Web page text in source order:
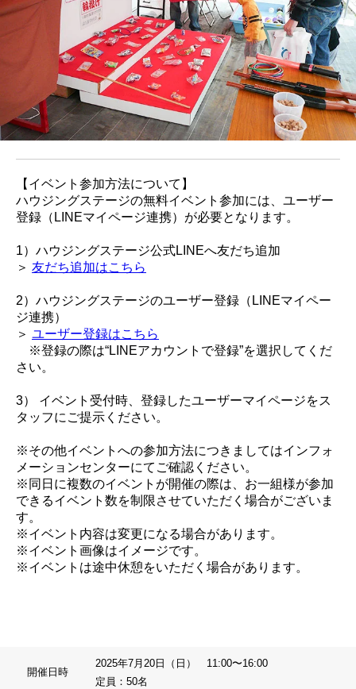
【イベント参加方法について】
ハウジングステージの無料イベント参加には、ユーザー
登録（LINEマイページ連携）が必要となります。
1）ハウジングステージ公式LINEへ友だち追加
＞ 友だち追加はこちら
2）ハウジングステージのユーザー登録（LINEマイペー
ジ連携）
＞ ユーザー登録はこちら
※登録の際は“LINEアカウントで登録”を選択してくだ
さい。
3） イベント受付時、登録したユーザーマイページをス
タッフにご提示ください。
※その他イベントへの参加方法につきましてはインフォ
メーションセンターにてご確認ください。
※同日に複数のイベントが開催の際は、お一組様が参加
できるイベント数を制限させていただく場合がございま
す。
※イベント内容は変更になる場合があります。
※イベント画像はイメージです。
※イベントは途中休憩をいただく場合があります。
開催日時
2025年7月20日（日） 11:00〜16:00
定員：50名